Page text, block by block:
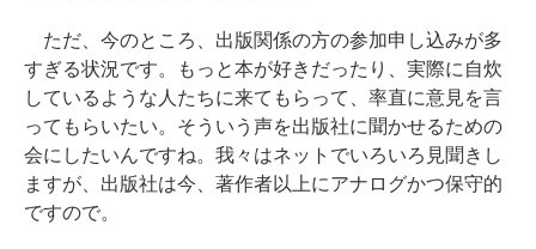
ただ、今のところ、出版関係の方の参加申し込みが多
すぎる状況です。もっと本が好きだったり、実際に自炊
しているような人たちに来てもらって、率直に意見を言
ってもらいたい。そういう声を出版社に聞かせるための
会にしたいんですね。我々はネットでいろいろ見聞きし
ますが、出版社は今、著作者以上にアナログかつ保守的
ですので。